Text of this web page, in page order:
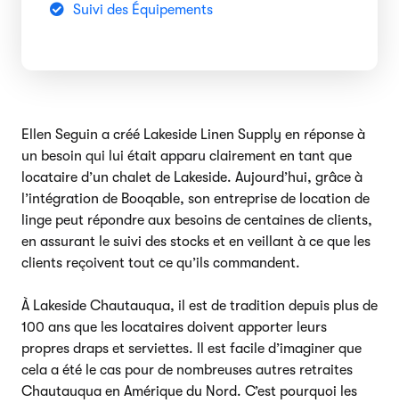
Suivi des Équipements
Ellen Seguin a créé Lakeside Linen Supply en réponse à
un besoin qui lui était apparu clairement en tant que
locataire d’un chalet de Lakeside. Aujourd’hui, grâce à
l’intégration de Booqable, son entreprise de location de
linge peut répondre aux besoins de centaines de clients,
en assurant le suivi des stocks et en veillant à ce que les
clients reçoivent tout ce qu’ils commandent.
À Lakeside Chautauqua, il est de tradition depuis plus de
100 ans que les locataires doivent apporter leurs
propres draps et serviettes. Il est facile d’imaginer que
cela a été le cas pour de nombreuses autres retraites
Chautauqua en Amérique du Nord. C’est pourquoi les